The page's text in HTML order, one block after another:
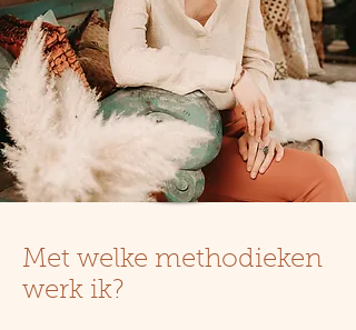
Met welke methodieken
werk ik?​